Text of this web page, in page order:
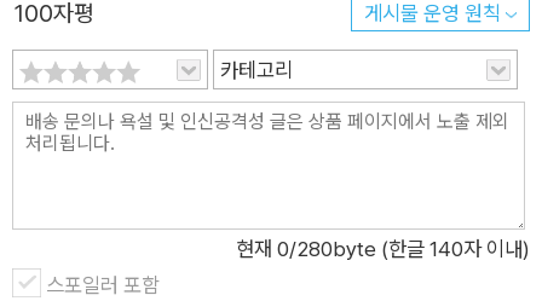
100자평 게시물 운영 원칙
카테고리
현재 0/280byte (한글 140자 이내)
스포일러 포함